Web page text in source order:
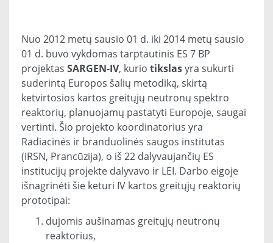
Nuo 2012 metų sausio 01 d. iki 2014 metų sausio
01 d. buvo vykdomas tarptautinis ES 7 BP
projektas SARGEN-IV, kurio tikslasyra sukurti
suderintą Europos šalių metodiką, skirtą
ketvirtosios kartos greitųjų neutronų spektro
reaktorių, planuojamų pastatyti Europoje, saugai
vertinti. Šio projekto koordinatorius yra
Radiacinės ir branduolinės saugos institutas
(IRSN, Prancūzija), o iš 22 dalyvaujančių ES
institucijų projekte dalyvavo ir LEI. Darbo eigoje
išnagrinėti šie keturi IV kartos greitųjų reaktorių
prototipai:
dujomis aušinamas greitųjų neutronų
reaktorius,